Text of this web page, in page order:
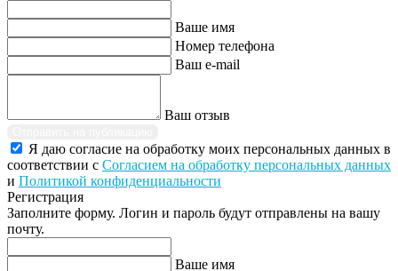
Ваше имя
Номер телефона
Ваш e-mail
Ваш отзыв
Я даю согласие на обработку моих персональных данных в
соответствии с Согласием на обработку персональных данных
и Политикой конфиденциальности
Регистрация
Заполните форму. Логин и пароль будут отправлены на вашу
почту.
Ваше имя